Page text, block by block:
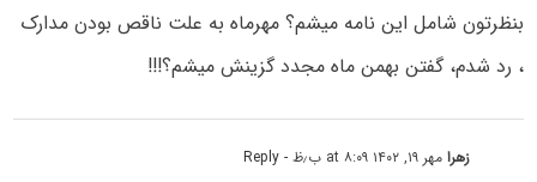
بنظرتون شامل این نامه میشم؟ مهرماه به علت ناقص بودن مدارک
، رد شدم، گفتن بهمن ماه مجدد گزینش میشم؟!!!
زهرامهر ۱۹, ۱۴۰۲ at ۸:۰۹ ب٫ظ - Reply